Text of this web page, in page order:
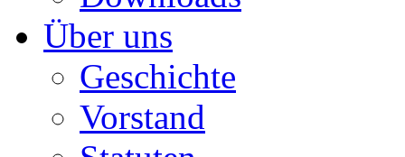
Über uns
Geschichte
Vorstand